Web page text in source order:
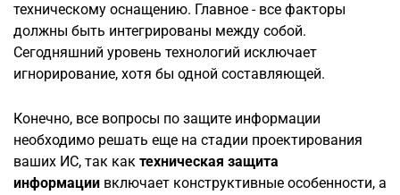
техническому оснащению. Главное - все факторы
должны быть интегрированы между собой.
Сегодняшний уровень технологий исключает
игнорирование, хотя бы одной составляющей.
Конечно, все вопросы по защите информации
необходимо решать еще на стадии проектирования
ваших ИС, так как техническая защита
информации включает конструктивные особенности, а